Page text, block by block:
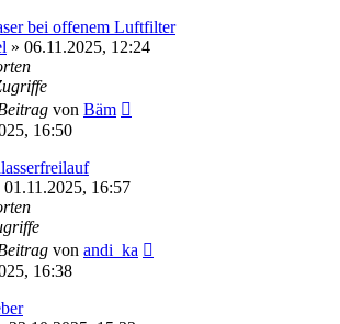
bei offenem Luftfilter
» 06.11.2025, 12:24
von Bäm
16:50
01.11.2025, 16:57
von andi_ka
16:38